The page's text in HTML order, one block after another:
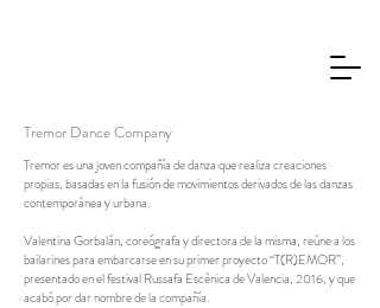
Tremor Dance Company
Tremor es una joven compañía de danza que realiza creaciones
propias, basadas en la fusión de movimientos derivados de las danzas
contemporánea y urbana.
Valentina Gorbalán, coreógrafa y directora de la misma, reúne a los
bailarines para embarcarse en su primer proyecto “T(R)EMOR”,
presentado en el festival Russafa Escénica de Valencia, 2016, y que
acabó por dar nombre de la compañía.